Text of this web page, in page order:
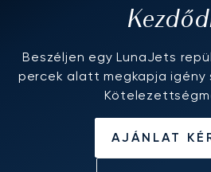
Beszéljen egy LunaJets
percek alatt megkapja
AJÁNLAT